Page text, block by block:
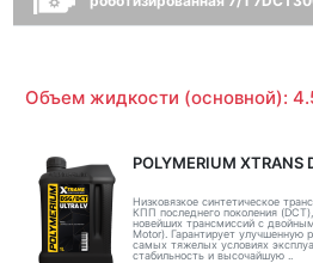
Объем жидкости (основной):
POLYMERIUM XTRANS
Низковязкое синтетическое
КПП последнего поколения
новейших трансмиссий с
Motor). Гарантирует улучшенную
самых тяжелых условиях
стабильность и высочайшую ..